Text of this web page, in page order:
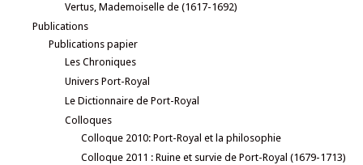
Vertus, Mademoiselle de (1617-1692)
Publications
Publications papier
Les Chroniques
Univers Port-Royal
Le Dictionnaire de Port-Royal
Colloques
Colloque 2010: Port-Royal et la philosophie
Colloque 2011 : Ruine et survie de Port-Royal (1679-1713)